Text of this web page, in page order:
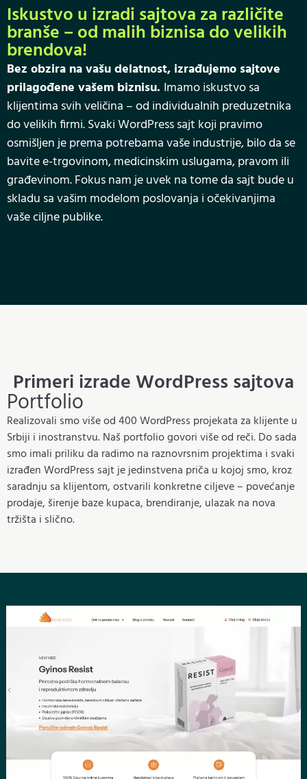
Iskustvo u izradi sajtova za različite
branše – od malih biznisa do velikih
brendova!
Bez obzira na vašu delatnost, izrađujemo sajtove
prilagođene vašem biznisu. Imamo iskustvo sa
klijentima svih veličina – od individualnih preduzetnika
do velikih firmi. Svaki WordPress sajt koji pravimo
osmišljen je prema potrebama vaše industrije, bilo da se
bavite e-trgovinom, medicinskim uslugama, pravom ili
građevinom. Fokus nam je uvek na tome da sajt bude u
skladu sa vašim modelom poslovanja i očekivanjima
vaše ciljne publike.
Primeri izrade WordPress sajtova
Portfolio
Realizovali smo više od 400 WordPress projekata za klijente u
Srbiji i inostranstvu. Naš portfolio govori više od reči. Do sada
smo imali priliku da radimo na raznovrsnim projektima i svaki
izrađen WordPress sajt je jedinstvena priča u kojoj smo, kroz
saradnju sa klijentom, ostvarili konkretne ciljeve – povećanje
prodaje, širenje baze kupaca, brendiranje, ulazak na nova
tržišta i slično.